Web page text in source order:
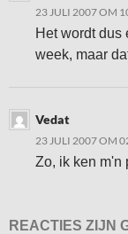
23 JULI 2007 OM
Het wordt
week, maar
Vedat
23 JULI 2007 OM
Zo, ik ken m'n
REACTIES ZIJN